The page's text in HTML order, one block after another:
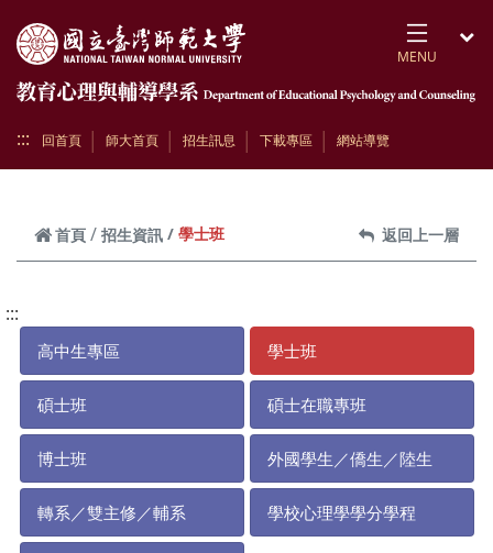
MENU
::: 回首頁 師大首頁 招生訊息 下載專區 網站導覽
首頁 招生資訊 學士班 返回上一層
:::
高中生專區 學士班
碩士班 碩士在職專班
博士班 外國學生／僑生／陸生
轉系／雙主修／輔系 學校心理學學分學程